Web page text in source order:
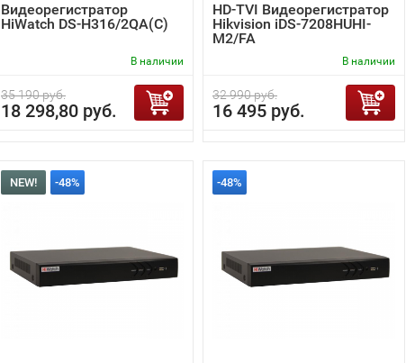
Видеорегистратор
HiWatch DS-H316/2QA(C)
В наличии
35 190 руб.
18 298,80 руб.
HD-TVI Видеорегистратор
Hikvision iDS-7208HUHI-
M2/FA
В наличии
32 990 руб.
16 495 руб.
NEW! -48% -48%